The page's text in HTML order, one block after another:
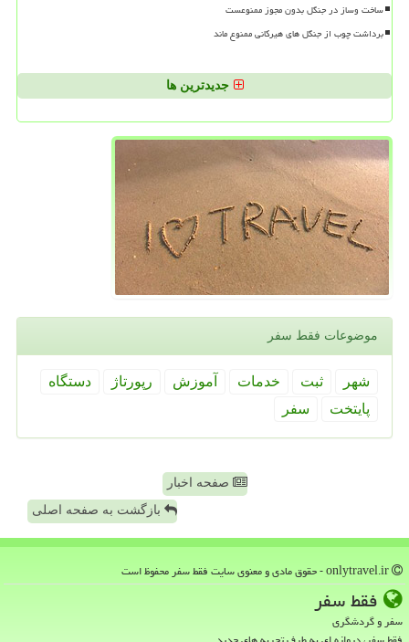
ساخت وساز در جنگل بدون مجوز ممنوعست
برداشت چوب از جنگل های هیرکانی ممنوع ماند
جدیدترین ها
موضوعات فقط سفر
شهر ثبت خدمات آموزش رپورتاژ
دستگاه
پایتخت
سفر
صفحه اخبار
بازگشت به صفحه اصلی
فقط سفر
سفر و گردشگری